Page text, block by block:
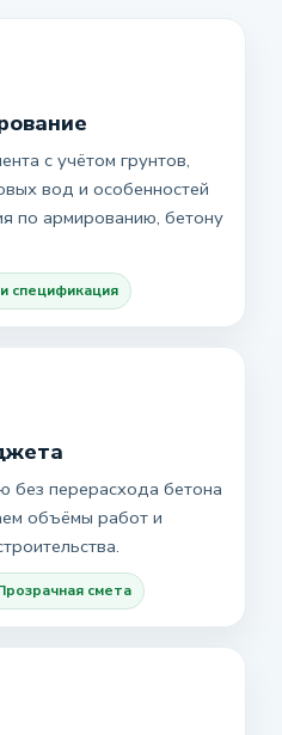
с учётом грунтов,
вод и особенностей
по армированию, бетону
спецификация
без перерасхода бетона
объёмы работ и
смета